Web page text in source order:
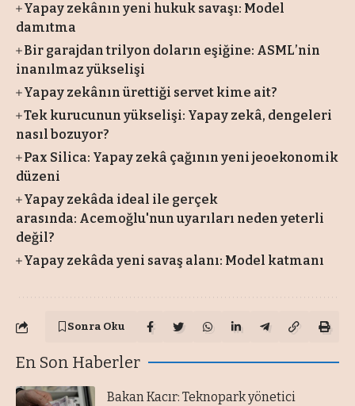
Yapay zekânın yeni hukuk savaşı: Model
damıtma
Bir garajdan trilyon doların eşiğine: ASML’nin
inanılmaz yükselişi
Yapay zekânın ürettiği servet kime ait?
Tek kurucunun yükselişi: Yapay zekâ, dengeleri
nasıl bozuyor?
Pax Silica: Yapay zekâ çağının yeni jeoekonomik
düzeni
Yapay zekâda ideal ile gerçek
arasında: Acemoğlu'nun uyarıları neden yeterli
değil?
Yapay zekâda yeni savaş alanı: Model katmanı
Sonra Oku
En Son Haberler
Bakan Kacır: Teknopark yönetici